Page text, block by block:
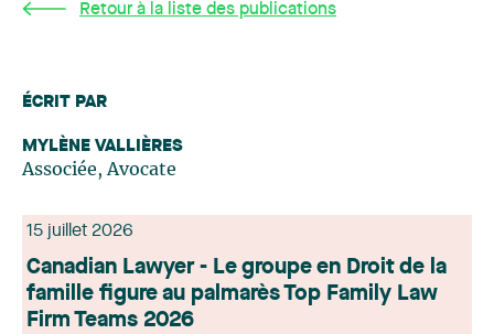
Retour à la liste des publications
ÉCRIT PAR
MYLÈNE VALLIÈRES
Associée, Avocate
15 juillet 2026
Canadian Lawyer - Le groupe en Droit de la
famille figure au palmarès Top Family Law
Firm Teams 2026